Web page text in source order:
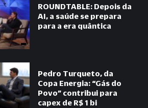
ROUNDTABLE: Depois da
AI, a saúde se prepara
para a era quântica
Pedro Turqueto, da
Copa Energia: “Gás do
Povo” contribui para
capex de R$ 1 bi